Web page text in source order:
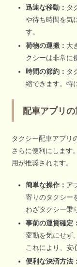
迅速な移動： タ
や待ち時間を気
す。
荷物の運搬： 大
クシーは非常に
時間の節約： タ
縮できます。特
配車アプリ
タクシー配車アプリ
さらに便利にします
用が推奨されます。
簡単な操作： ア
寄りのタクシー
わざタクシー乗
事前の運賃確定：
変動を気にせず
これにより、安
便利な決済方法：